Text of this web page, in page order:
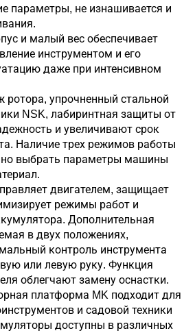
параметры, не изнашивается и
и малый вес обеспечивает
инструментом и его
даже при интенсивном
упрочненный стальной
NSK, лабиринтная защиты от
и увеличивают срок
Наличие трех режимов работы
выбрать параметры машины
двигателем, защищает
режимы работ и
Дополнительная
в двух положениях,
контроль инструмента
или левую руку. Функция
облегчают замену оснастки.
платформа MK подходит для
и садовой техники
доступны в различных